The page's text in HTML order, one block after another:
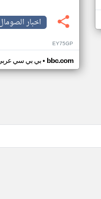
اخبار
EY75GP
بي بي سي• bbc.com